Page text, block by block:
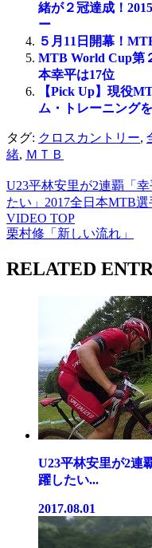
緒が２冠達成！
ー
５月11日開幕！
MTB World Cup第
本幸平は17位
【Pick Up】現役
ム・トレーニング
タグ: クロスカントリー,
緒, ＭＴＢ
U23平林安里が2連覇「
たい」2017全日本MTB
VIDEO TOP
栗村修「新しい流れ」
RELATED
U23平林安里が2連
躍したい...
2017.08.01